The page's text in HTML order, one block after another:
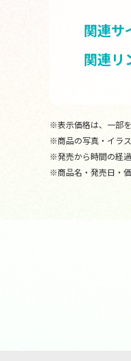
関連サ
関連リ
※表示価格は、一部
※商品の写真・イラ
※発売から時間の経
※商品名・発売日・